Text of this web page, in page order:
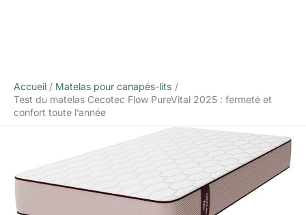
Accueil
Matelas pour canapés-lits
Test du matelas Cecotec Flow PureVital 2025 : fermeté et
confort toute l’année